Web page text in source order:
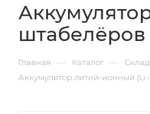
штабелёров
Главная — Каталог —
Аккумулятор литий-ионный (Li-